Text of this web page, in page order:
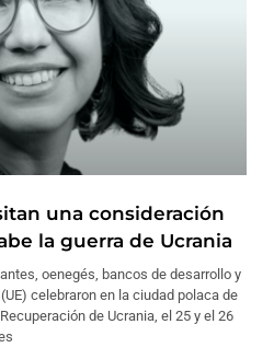
una consideración
la guerra de Ucrania
oenegés, bancos de desarrollo y
celebraron en la ciudad polaca de
de Ucrania, el 25 y el 26